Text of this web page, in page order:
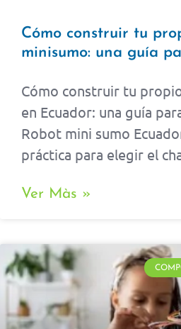
Cómo construir tu
minisumo: una guía
Cómo construir tu
en Ecuador: una guía
Robot mini sumo
práctica para elegir el
Ver Màs »